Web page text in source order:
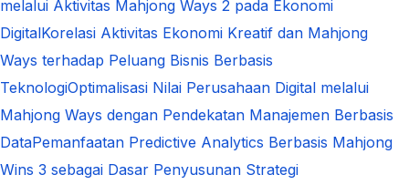
melalui Aktivitas Mahjong Ways 2 pada Ekonomi
DigitalKorelasi Aktivitas Ekonomi Kreatif dan Mahjong
Ways terhadap Peluang Bisnis Berbasis
TeknologiOptimalisasi Nilai Perusahaan Digital melalui
Mahjong Ways dengan Pendekatan Manajemen Berbasis
DataPemanfaatan Predictive Analytics Berbasis Mahjong
Wins 3 sebagai Dasar Penyusunan Strategi